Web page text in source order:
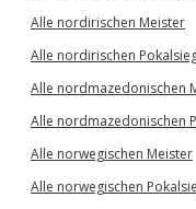
Alle nordirischen Meister
Alle nordirischen
Alle nordmazedonischen
Alle nordmazedonischen
Alle norwegischen Meister
Alle norwegischen